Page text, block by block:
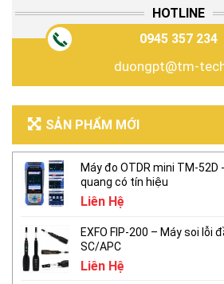
HOTLINE
0945 357 234
duongpt@tm-
SẢN PHẨM MỚI
Máy đo OTDR mini TM-52D
quang có tín hiệu
Liên Hệ
EXFO FIP-200 – Máy soi lỗi
SC/APC
Liên Hệ